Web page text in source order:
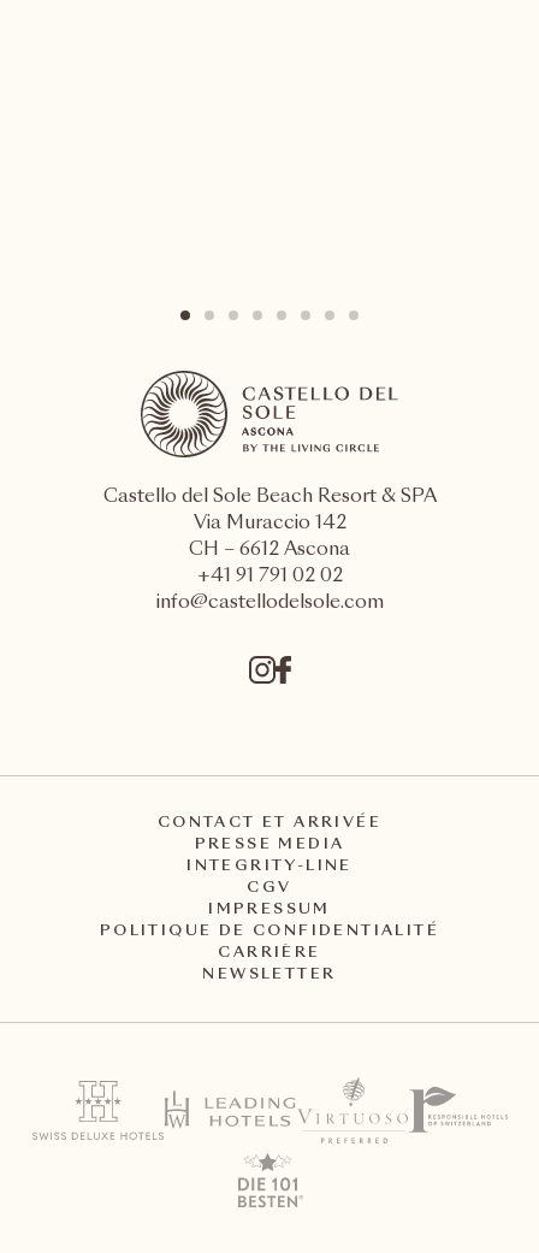
Castello del Sole Beach Resort & SPA
Via Muraccio 142
CH – 6612 Ascona
+41 91 791 02 02
info@castellodelsole.com
CONTACT ET ARRIVÉE
PRESSE MEDIA
INTEGRITY-LINE
CGV
IMPRESSUM
POLITIQUE DE CONFIDENTIALITÉ
CARRIÈRE
NEWSLETTER